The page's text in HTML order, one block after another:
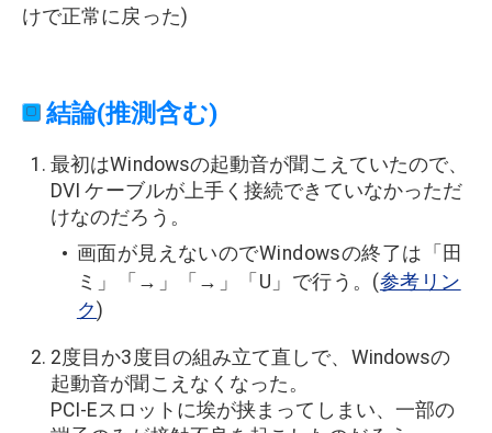
けで正常に戻った)
結論(推測含む)
最初はWindowsの起動音が聞こえていたので、
DVI ケーブルが上手く接続できていなかっただ
けなのだろう。
画面が見えないのでWindowsの終了は「田
ミ」「→」「→」「U」で行う。(参考リン
ク)
2度目か3度目の組み立て直しで、Windowsの
起動音が聞こえなくなった。
PCI-Eスロットに埃が挟まってしまい、一部の